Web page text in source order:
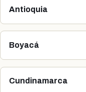
Antioquia
Boyacá
Cundinamarca